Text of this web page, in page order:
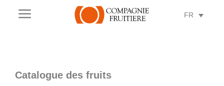
a FR
Catalogue des fruits